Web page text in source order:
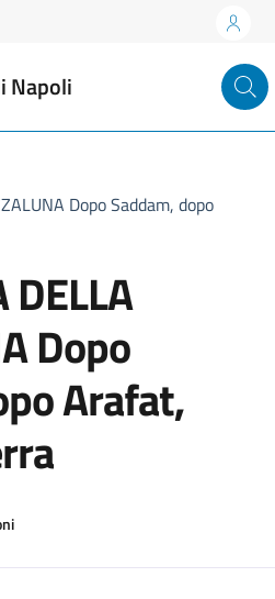
Napoli
Dopo Saddam, dopo
DELLA
Dopo
Arafat,